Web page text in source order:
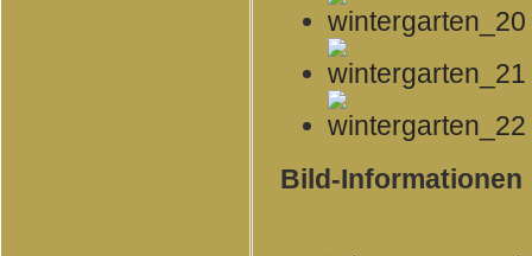
Bild-Informationen